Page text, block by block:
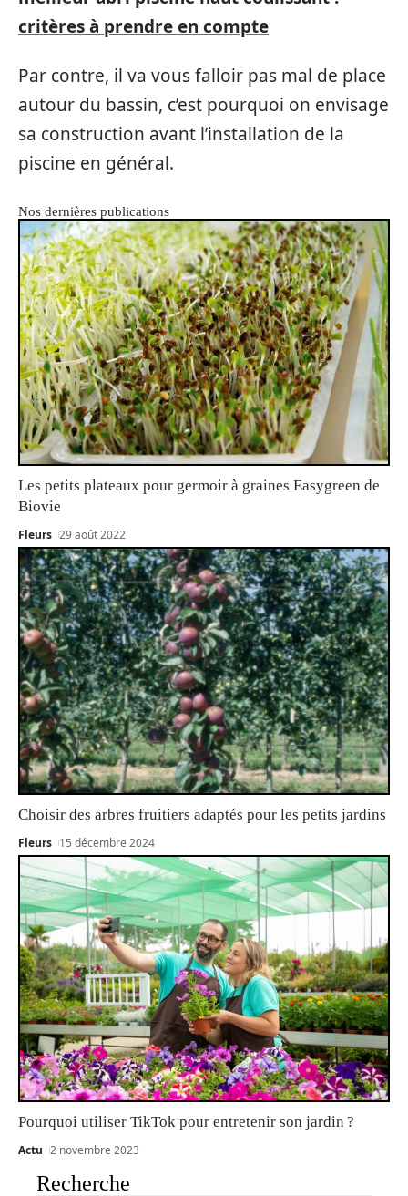
critères à prendre en compte
Par contre, il va vous falloir pas mal de place
autour du bassin, c’est pourquoi on envisage
sa construction avant l’installation de la
piscine en général.
Nos dernières publications
Les petits plateaux pour germoir à graines Easygreen de
Biovie
Fleurs 29 août 2022
Choisir des arbres fruitiers adaptés pour les petits jardins
Fleurs 15 décembre 2024
Pourquoi utiliser TikTok pour entretenir son jardin ?
Actu 2 novembre 2023
Recherche